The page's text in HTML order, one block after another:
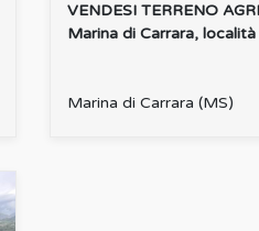
VENDESI TERRENO
Marina di Carrara, località
Marina di Carrara (MS)